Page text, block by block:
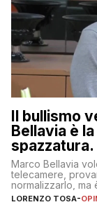
Il bullismo
Bellavia è
spazzatura.
Marco Bellavia
telecamere,
normalizzarlo,
copione
LORENZO TOSA-